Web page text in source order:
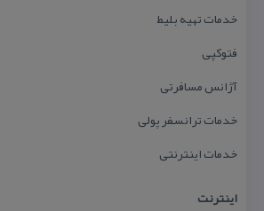
خدمات تهیه بلیط
فتوكپی
آژانس مسافرتی
خدمات ترانسفر پولی
خدمات اینترنتی
اینترنت